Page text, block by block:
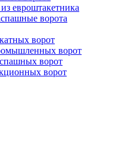
евроштакетника
ворота
ворот
ворот
ворот
ворот